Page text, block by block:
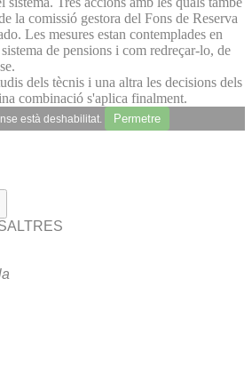
la comissió gestora del Fons de Reserva
Les mesures estan contemplades en
de pensions i com redreçar-lo, de
dels tècnis i una altra les decisions dels
combinació s'aplica finalment.
està deshabilitat. Permetre